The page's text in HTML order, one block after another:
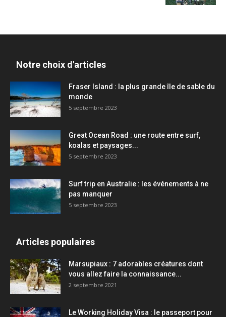
Notre choix d'articles
Fraser Island : la plus grande île de sable du
monde
5 septembre 2023
Great Ocean Road : une route entre surf,
koalas et paysages...
5 septembre 2023
Surf trip en Australie : les événements à ne
pas manquer
5 septembre 2023
Articles populaires
Marsupiaux : 7 adorables créatures dont
vous allez faire la connaissance...
2 septembre 2021
Le Working Holiday Visa : le passeport pour